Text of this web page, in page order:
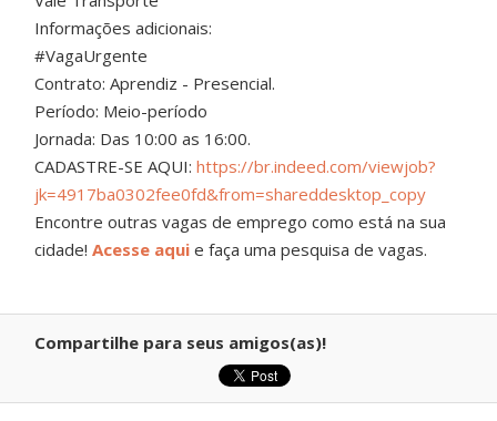
Informações adicionais:
#VagaUrgente
Contrato: Aprendiz - Presencial.
Período: Meio-período
Jornada: Das 10:00 as 16:00.
CADASTRE-SE AQUI:https://br.indeed.com/viewjob?
jk=4917ba0302fee0fd&from=shareddesktop_copy
Encontre outras vagas de emprego como está na sua
cidade!Acesse aqui e faça uma pesquisa de vagas.
Compartilhe para seus amigos(as)!